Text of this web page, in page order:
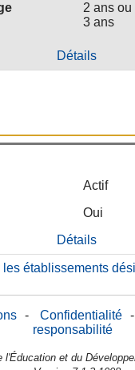
2 ans ou
3 ans
Détails
Actif
Oui
Détails
les établissements
- Confidentialité -
responsabilité
et du